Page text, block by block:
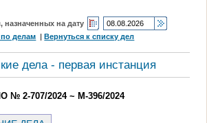
назначенных на дату
делам |Вернуться к списку дел
дела - первая инстанция
№ 2-707/2024 ~ М-396/2024